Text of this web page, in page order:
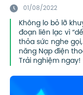
01/08/2022
Không lo bỏ lỡ
đoạn liên lạc vì
thỏa sức nghe
năng Nạp điện
Trải nghiệm ngay!